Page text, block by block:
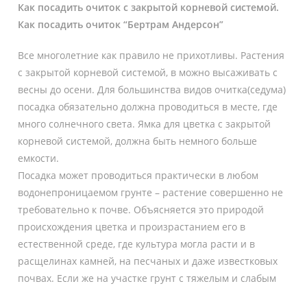
Как посадить очиток с закрытой корневой системой.
Как посадить очиток “Бертрам Андерсон”
Все многолетние как правило не прихотливы. Растения
с закрытой корневой системой, в можно высаживать с
весны до осени. Для большинства видов очитка(седума)
посадка обязательно должна проводиться в месте, где
много солнечного света. Ямка для цветка с закрытой
корневой системой, должна быть немного больше
емкости.
Посадка может проводиться практически в любом
водонепроницаемом грунте – растение совершенно не
требовательно к почве. Объясняется это природой
происхождения цветка и произрастанием его в
естественной среде, где культура могла расти и в
расщелинах камней, на песчаных и даже известковых
почвах. Если же на участке грунт с тяжелым и слабым